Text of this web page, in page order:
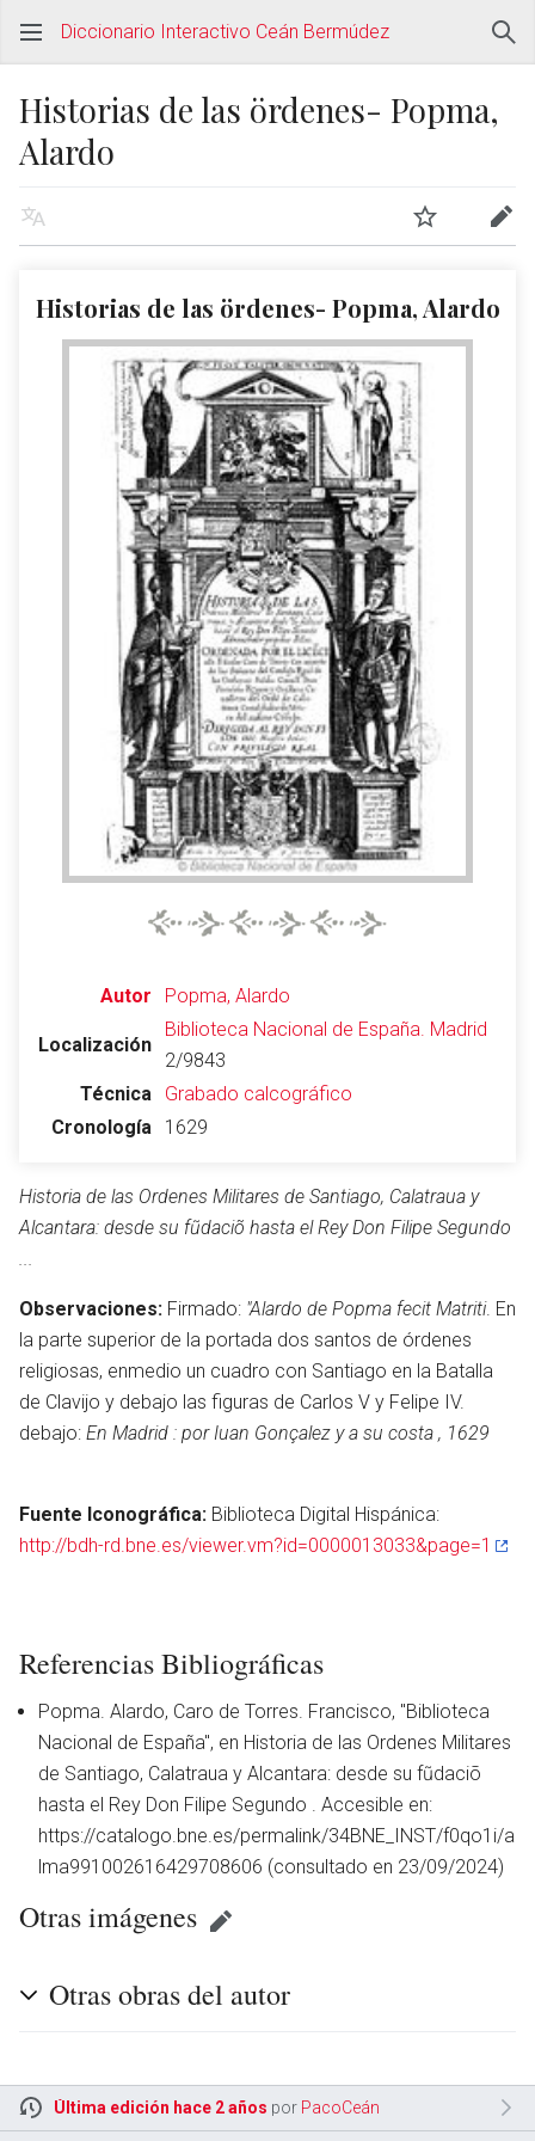
Abrir menú principal
Diccionario Interactivo Ceán Bermúdez
Historias de las ördenes- Popma,
Alardo
Vigilar
Historias de las ördenes- Popma, Alardo
Autor Popma, Alardo
Localización
Biblioteca Nacional de España. Madrid
2/9843
Técnica
Grabado calcográfico
Cronología
1629
Historia de las Ordenes Militares de Santiago, Calatraua y
Alcantara: desde su fũdaciõ hasta el Rey Don Filipe Segundo
Observaciones: Firmado: "Alardo de Popma fecit Matriti. En
la parte superior de la portada dos santos de órdenes
religiosas, enmedio un cuadro con Santiago en la Batalla
de Clavijo y debajo las figuras de Carlos V y Felipe IV.
debajo: En Madrid : por Iuan Gonçalez y a su costa , 1629
Fuente Iconográfica: Biblioteca Digital Hispánica:
http://bdh-rd.bne.es/viewer.vm?id=0000013033&page=1
Referencias Bibliográficas
Popma. Alardo, Caro de Torres. Francisco, "Biblioteca
Nacional de España", en Historia de las Ordenes Militares
de Santiago, Calatraua y Alcantara: desde su fũdaciõ
hasta el Rey Don Filipe Segundo . Accesible en:
https://catalogo.bne.es/permalink/34BNE_INST/f0qo1i/a
lma991002616429708606 (consultado en 23/09/2024)
Otras imágenes
Otras obras del autor
Última edición hace 2 años por PacoCeán